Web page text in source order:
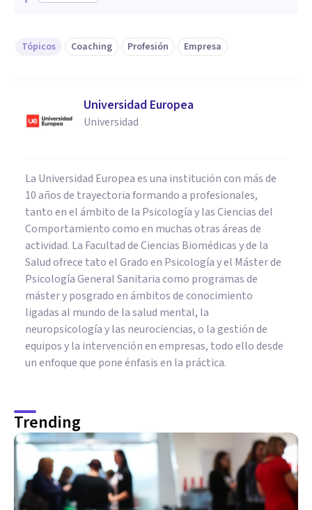
Tópicos Coaching Profesión Empresa
Universidad Europea
Universidad
La Universidad Europea es una institución con más de
10 años de trayectoria formando a profesionales,
tanto en el ámbito de la Psicología y las Ciencias del
Comportamiento como en muchas otras áreas de
actividad. La Facultad de Ciencias Biomédicas y de la
Salud ofrece tato el Grado en Psicología y el Máster de
Psicología General Sanitaria como programas de
máster y posgrado en ámbitos de conocimiento
ligadas al mundo de la salud mental, la
neuropsicología y las neurociencias, o la gestión de
equipos y la intervención en empresas, todo ello desde
un enfoque que pone énfasis en la práctica.
Trending